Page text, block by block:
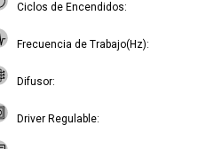
Ciclos de Encendidos
Frecuencia de Trabajo(Hz)
Difusor
Driver Regulable